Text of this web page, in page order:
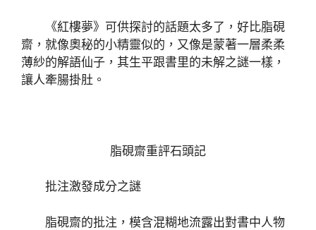
《紅樓夢》可供探討的話題太多了，好比脂硯
齋，就像奧秘的小精靈似的，又像是蒙著一層柔柔
薄紗的解語仙子，其生平跟書里的未解之謎一樣，
讓人牽腸掛肚。
脂硯齋重評石頭記
批注激發成分之謎
脂硯齋的批注，模含混糊地流露出對書中人物